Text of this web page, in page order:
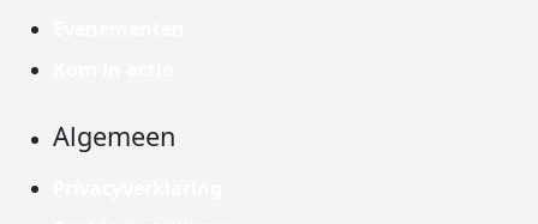
Algemeen